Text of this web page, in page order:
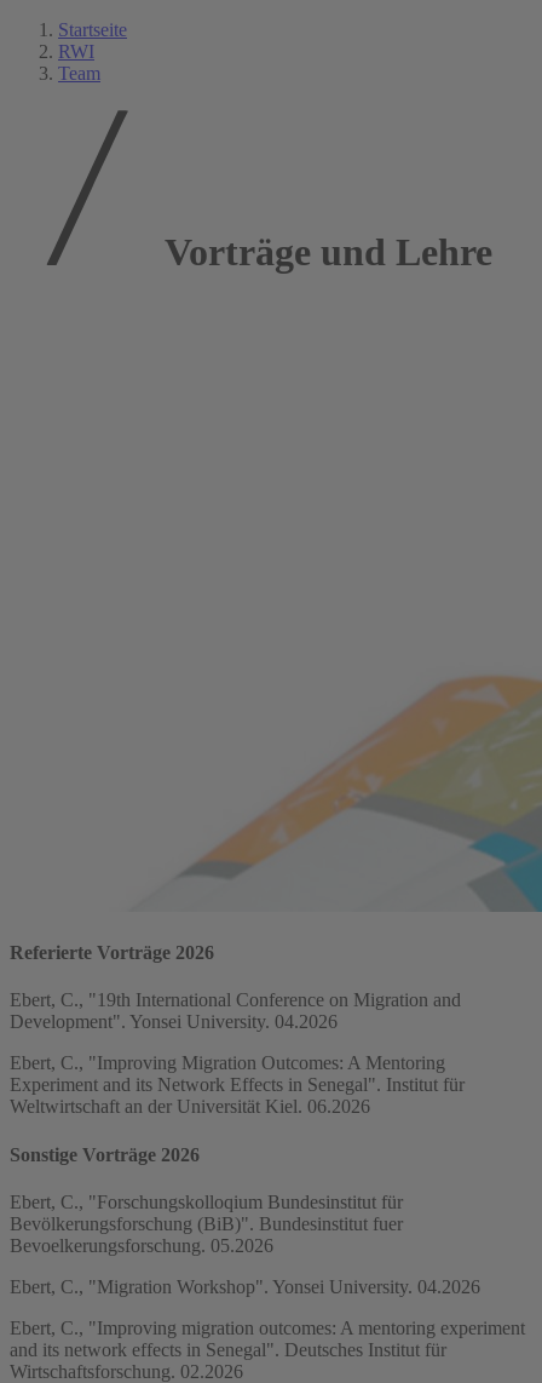
Startseite
RWI
Team
Vorträge und Lehre
Referierte Vorträge 2026
Ebert, C., "19th International Conference on Migration and
Development". Yonsei University. 04.2026
Ebert, C., "Improving Migration Outcomes: A Mentoring
Experiment and its Network Effects in Senegal". Institut für
Weltwirtschaft an der Universität Kiel. 06.2026
Sonstige Vorträge 2026
Ebert, C., "Forschungskolloqium Bundesinstitut für
Bevölkerungsforschung (BiB)". Bundesinstitut fuer
Bevoelkerungsforschung. 05.2026
Ebert, C., "Migration Workshop". Yonsei University. 04.2026
Ebert, C., "Improving migration outcomes: A mentoring experiment
and its network effects in Senegal". Deutsches Institut für
Wirtschaftsforschung. 02.2026